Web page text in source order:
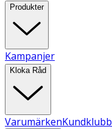
Produkter
Kampanjer
Kloka Råd
VarumärkenKundklubb